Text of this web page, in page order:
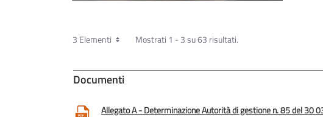
3 Elementi Mostrati 1 - 3 su 63 risultati.
Documenti
Allegato A - Determinazione Autorità di gestione n. 85 del 30